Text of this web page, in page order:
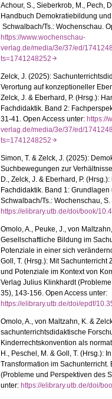
Achour, S., Sieberkrob, M., Pech,
Handbuch Demokratiebildung
Schwalbach/Ts.: Wochenschau.
https://www.wochenschau-
verlag.de/media/3e/37/ed/
ts=1741248252
Zelck, J. (2025):
Verortung auf konzeptioneller
Zelck, J. & Eberhard, P. (Hrsg.):
Fachdidaktik. Band 2:
31-41. Open Access unter: https://
verlag.de/media/3e/37/ed/
ts=1741248252
Simon, T. & Zelck, J. (2025):
Suchbewegungen zur
D., Zelck, J. & Eberhard, P.
Fachdidaktik. Band 1:
Schwalbach/Ts.: Wochenschau,
https://elibrary.utb.de/doi/book/
Omolo, A., Peuke, J., von
Gesellschaftliche Bildung im
Potenziale in einer sich
Goll, T. (Hrsg.): Mit
und Potenziale im Kontext von
Verlag Julius Klinkhardt
35), 143-156. Open Access unter:
https://elibrary.utb.de/doi/epdf/
Omolo, A., von Maltzahn, K. &
sachunterrichtsdidaktische
Kinderrechtskonvention als
H., Peschel, M. & Goll, T. (Hrsg.):
Transformation im
(Probleme und Perspektiven des
unter: https://elibrary.utb.de/doi/